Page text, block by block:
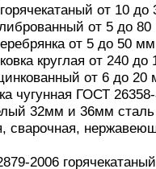
от 10
от 5 до
от 5 до 50
круглая от 240
от 6 до 20
чугунная ГОСТ
32мм и 36мм
сварочная,
2006